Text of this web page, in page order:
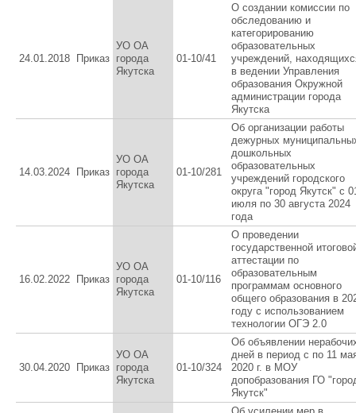
24.01.2018 Приказ
УО ОА
города
Якутска
01-10/41
О создании комиссии по
обследованию и
категорированию
образовательных
учреждений,
в ведении Управления
образования Окружной
администрации города
Якутска
14.03.2024 Приказ
УО ОА
города
Якутска
01-10/281
Об организации работы
дежурных
дошкольных
образовательных
учреждений городского
округа "город Якутск" с
июля по 30 августа 2024
года
16.02.2022 Приказ
УО ОА
города
Якутска
01-10/116
О проведении
государственной
аттестации по
образовательным
программам основного
общего образования в
году с использованием
технологии ОГЭ 2.0
30.04.2020 Приказ
УО ОА
города
Якутска
01-10/324
Об объявлении
дней в период с по 11
2020 г. в МОУ
допобразования ГО
Якутск"